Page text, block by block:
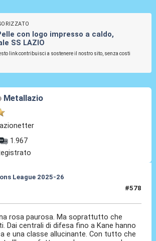
con logo impresso a caldo,
SS LAZIO
link contribuisci a sostenere il nostro sito, senza costi
Metallazio
1.967
League 2025-26
#578
rosa paurosa. Ma soprattutto che
Dai centrali di difesa fino a Kane hanno
e una classe allucinante. Con tutto che